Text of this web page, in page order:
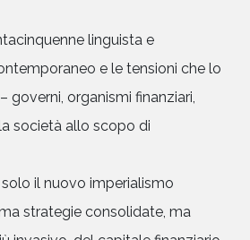
linguista e
e le tensioni che lo
governi, organismi finanziari,
società allo scopo di
il nuovo imperialismo
strategie consolidate, ma